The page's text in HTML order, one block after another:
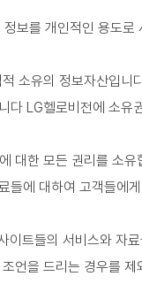
보를 개인적인 용도
소유의 정보자산입
다 LG헬로비전에 소
대한 모든 권리를 소
들에 대하여 고객들에
이트들의 서비스와 자
언을 드리는 경우를